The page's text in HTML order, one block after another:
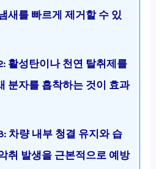
새를 빠르게 제거할 수 있
활성탄이나 천연 탈취제를
분자를 흡착하는 것이 효과
차량 내부 청결 유지와 습
취 발생을 근본적으로 예방